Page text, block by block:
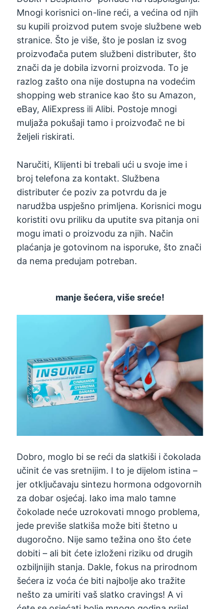
Mnogi korisnici on-line reći, a većina od njih
su kupili proizvod putem svoje službene web
stranice. Što je više, što je poslan iz svog
proizvođača putem službeni distributer, što
znači da je dobila izvorni proizvoda. To je
razlog zašto ona nije dostupna na vodećim
shopping web stranice kao što su Amazon,
eBay, AliExpress ili Alibi. Postoje mnogi
muljaža pokušaji tamo i proizvođač ne bi
željeli riskirati.
Naručiti, Klijenti bi trebali ući u svoje ime i
broj telefona za kontakt. Službena
distributer će poziv za potvrdu da je
narudžba uspješno primljena. Korisnici mogu
koristiti ovu priliku da uputite sva pitanja oni
mogu imati o proizvodu za njih. Način
plaćanja je gotovinom na isporuke, što znači
da nema predujam potreban.
manje šećera, više sreće!
Dobro, moglo bi se reći da slatkiši i čokolada
učinit će vas sretnijim. I to je dijelom istina –
jer otključavaju sintezu hormona odgovornih
za dobar osjećaj. Iako ima malo tamne
čokolade neće uzrokovati mnogo problema,
jede previše slatkiša može biti štetno u
dugoročno. Nije samo težina ono što ćete
dobiti – ali bit ćete izloženi riziku od drugih
ozbiljnijih stanja. Dakle, fokus na prirodnom
šećera iz voća će biti najbolje ako tražite
nešto za umiriti vaš slatko cravings! A vi